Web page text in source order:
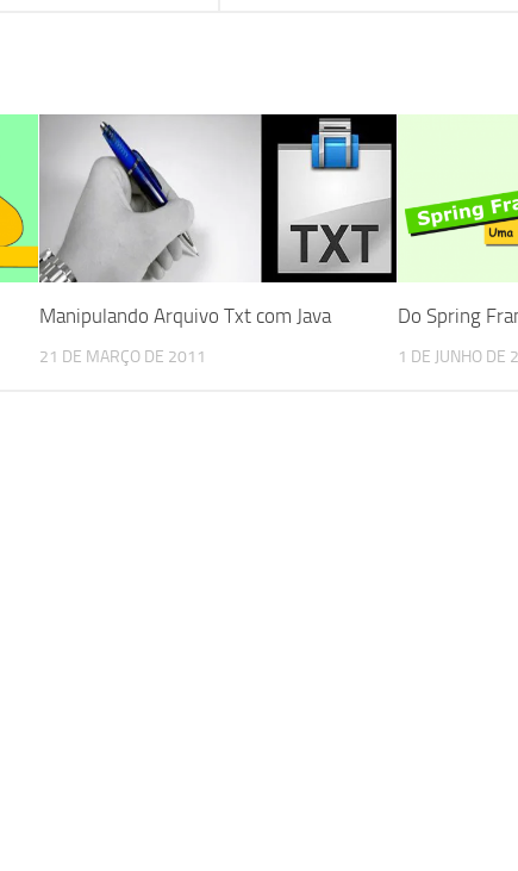
Manipulando Arquivo Txt com Java
21 DE MARÇO DE 2011
Do Spring
1 DE JUNHO DE